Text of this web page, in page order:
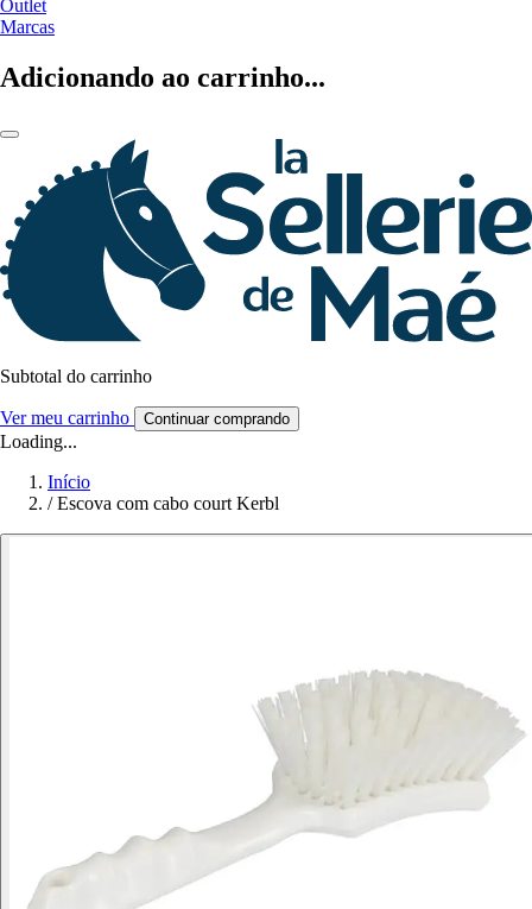
Outlet
Marcas
Adicionando ao carrinho...
Subtotal do carrinho
Ver meu carrinho Continuar comprando
Loading...
Início
/ Escova com cabo court Kerbl